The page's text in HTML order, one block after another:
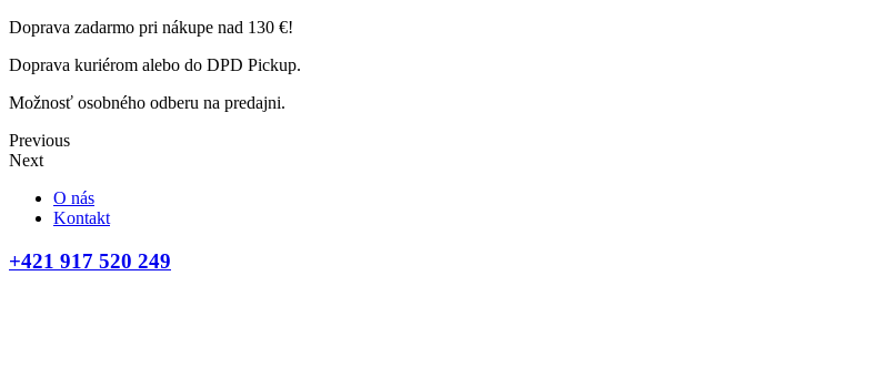
Doprava zadarmo pri nákupe nad 130 €!
Doprava kuriérom alebo do DPD Pickup.
Možnosť osobného odberu na predajni.
Previous
Next
O nás
Kontakt
+421 917 520 249